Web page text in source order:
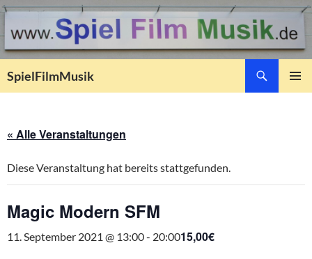
SpielFilmMusik
« Alle Veranstaltungen
Diese Veranstaltung hat bereits stattgefunden.
Magic Modern SFM
11. September 2021 @ 13:00- 20:0015,00€